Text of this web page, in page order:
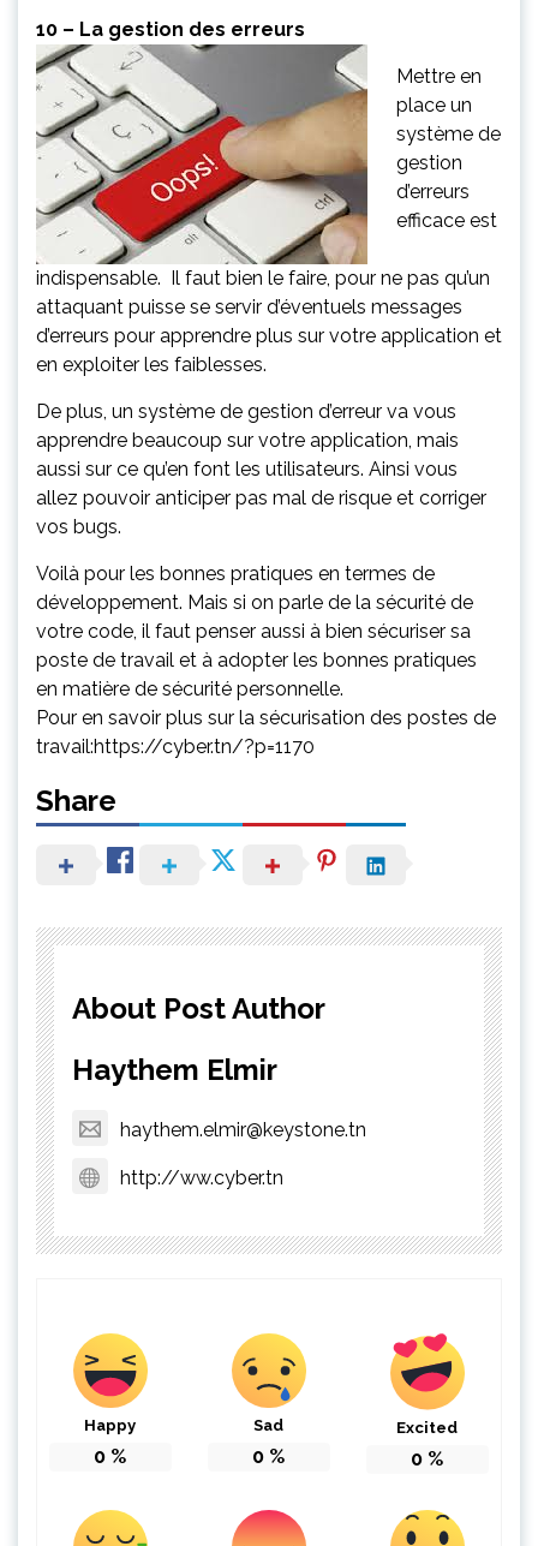
10 – La gestion des erreurs
Mettre en
place un
système de
gestion
d’erreurs
efficace est
indispensable. Il faut bien le faire, pour ne pas qu’un
attaquant puisse se servir d’éventuels messages
d’erreurs pour apprendre plus sur votre application et
en exploiter les faiblesses.
De plus, un système de gestion d’erreur va vous
apprendre beaucoup sur votre application, mais
aussi sur ce qu’en font les utilisateurs. Ainsi vous
allez pouvoir anticiper pas mal de risque et corriger
vos bugs.
Voilà pour les bonnes pratiques en termes de
développement. Mais si on parle de la sécurité de
votre code, il faut penser aussi à bien sécuriser sa
poste de travail et à adopter les bonnes pratiques
en matière de sécurité personnelle.
Pour en savoir plus sur la sécurisation des postes de
travail:https://cyber.tn/?p=1170
Share
About Post Author
Haythem Elmir
haythem.elmir@keystone.tn
http://ww.cyber.tn
Happy
0 %
Sad
0 %
Excited
0 %